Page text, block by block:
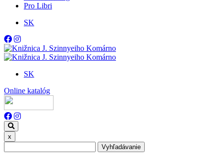
Pro Libri
SK
SK
Online katalóg
x
Vyhľadávanie